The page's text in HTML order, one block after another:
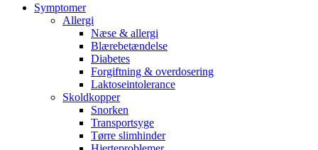
Symptomer
Allergi
Næse & allergi
Blærebetændelse
Diabetes
Forgiftning & overdosering
Laktoseintolerance
Skoldkopper
Snorken
Transportsyge
Tørre slimhinder